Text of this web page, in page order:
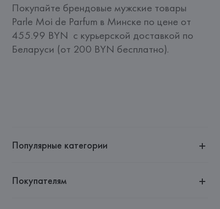
Покупайте брендовые мужские товары
Parle Moi de Parfum в Минске по цене от
455.99 BYN  c курьерской доставкой по
Беларуси (от 200 BYN бесплатно).
Популярные категории
Покупателям